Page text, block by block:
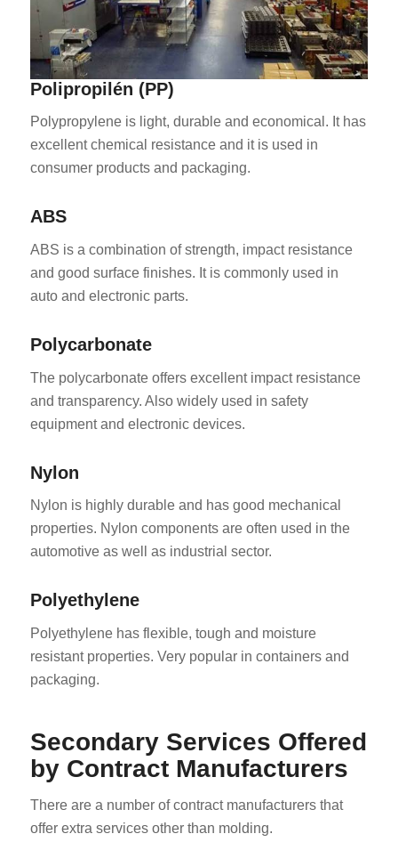
Polipropilén (PP)
Polypropylene is light, durable and economical. It has
excellent chemical resistance and it is used in
consumer products and packaging.
ABS
ABS is a combination of strength, impact resistance
and good surface finishes. It is commonly used in
auto and electronic parts.
Polycarbonate
The polycarbonate offers excellent impact resistance
and transparency. Also widely used in safety
equipment and electronic devices.
Nylon
Nylon is highly durable and has good mechanical
properties. Nylon components are often used in the
automotive as well as industrial sector.
Polyethylene
Polyethylene has flexible, tough and moisture
resistant properties. Very popular in containers and
packaging.
Secondary Services Offered
by Contract Manufacturers
There are a number of contract manufacturers that
offer extra services other than molding.